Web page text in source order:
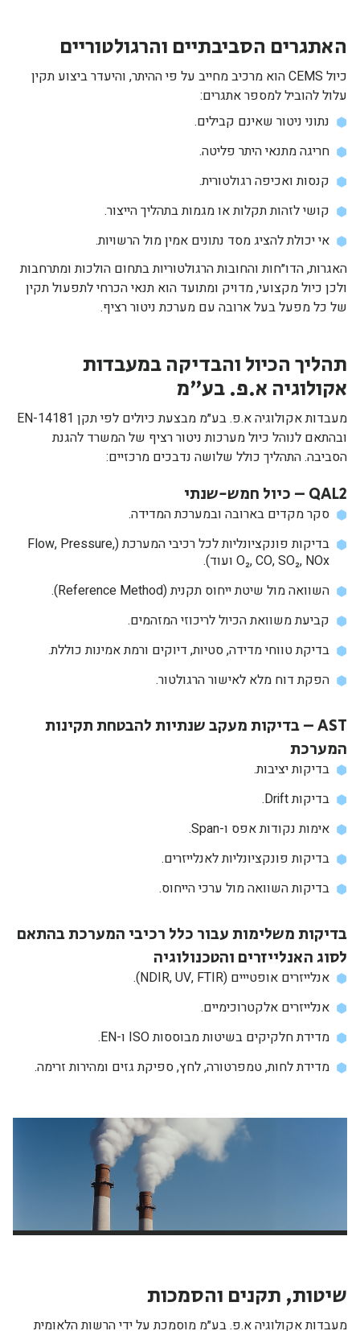
האתגרים הסביבתיים והרגולטוריים
כיול CEMS הוא מרכיב מחייב על פי ההיתר, והיעדר ביצוע תקין
עלול להוביל למספר אתגרים:
נתוני ניטור שאינם קבילים.
חריגה מתנאי היתר פליטה.
קנסות ואכיפה רגולטורית.
קושי לזהות תקלות או מגמות בתהליך הייצור.
אי יכולת להציג מסד נתונים אמין מול הרשויות.
האגרות, הדו״חות והחובות הרגולטוריות בתחום הולכות ומתרחבות
ולכן כיול מקצועי, מדויק ומתועד הוא תנאי הכרחי לתפעול תקין
של כל מפעל בעל ארובה עם מערכת ניטור רציף.
תהליך הכיול והבדיקה במעבדות
אקולוגיה א.פ. בע״מ
מעבדות אקולוגיה א.פ. בע״מ מבצעת כיולים לפי תקן EN-14181
ובהתאם לנוהל כיול מערכות ניטור רציף של המשרד להגנת
הסביבה. התהליך כולל שלושה נדבכים מרכזיים:
QAL2 – כיול חמש-שנתי
סקר מקדים בארובה ובמערכת המדידה.
בדיקות פונקציונליות לכל רכיבי המערכת (Flow, Pressure,
O₂, CO, SO₂, NOx ועוד).
השוואה מול שיטת ייחוס תקנית (Reference Method).
קביעת משוואת הכיול לריכוזי המזהמים.
בדיקת טווחי מדידה, סטיות, דיוקים ורמת אמינות כוללת.
הפקת דוח מלא לאישור הרגולטור.
AST – בדיקות מעקב שנתיות להבטחת תקינות
המערכת
בדיקות יציבות.
בדיקות Drift.
אימות נקודות אפס ו-Span.
בדיקות פונקציונליות לאנלייזרים.
בדיקות השוואה מול ערכי הייחוס.
בדיקות משלימות עבור כלל רכיבי המערכת בהתאם
לסוג האנלייזרים והטכנולוגיה
אנלייזרים אופטייים (NDIR, UV, FTIR).
אנלייזרים אלקטרוכימיים.
מדידת חלקיקים בשיטות מבוססות ISO ו-EN.
מדידת לחות, טמפרטורה, לחץ, ספיקת גזים ומהירות זרימה.
שיטות, תקנים והסמכות
מעבדות אקולוגיה א.פ. בע״מ מוסמכת על ידי הרשות הלאומית